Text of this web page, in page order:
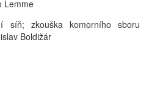
Lemme
zkouška komorního sboru
Boldižár